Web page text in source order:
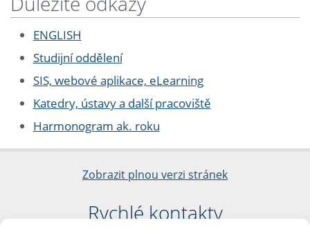
ENGLISH
Studijní oddělení
SIS, webové aplikace, eLearning
Katedry, ústavy a další pracoviště
Harmonogram ak. roku
Zobrazit plnou verzi stránek
Rychlé kontakty